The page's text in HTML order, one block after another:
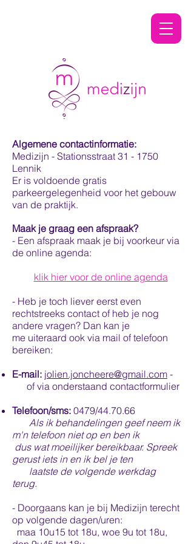
Shaving & Grooming
Specialists
Algemene contactinformatie:
Medizijn - Stationsstraat 31 - 1750
Lennik
Er is voldoende gratis
parkeergelegenheid voor het gebouw
van de praktijk.
Maak je graag een afspraak?
- Een afspraak maak je bij voorkeur via
de online agenda:
klik hier voor de online agenda
- Heb je toch liever eerst even
rechtstreeks contact of heb je nog
andere vragen? Dan kan je
me uiteraard ook via mail of telefoon
bereiken:
E-mail: jolien.joncheere@gmail.com -
of via onderstaand contactformulier
Telefoon/sms: 0479/44.70.66
Als ik behandelingen geef neem ik
m'n telefoon niet op en ben ik
dus wat moeilijker bereikbaar. Spreek
gerust iets in en ik bel je ten
laatste de volgende werkdag
terug.
- Doorgaans kan je bij Medizijn terecht
op volgende dagen/uren:
maa 10u15 tot 18u, woe 9u tot 18u,